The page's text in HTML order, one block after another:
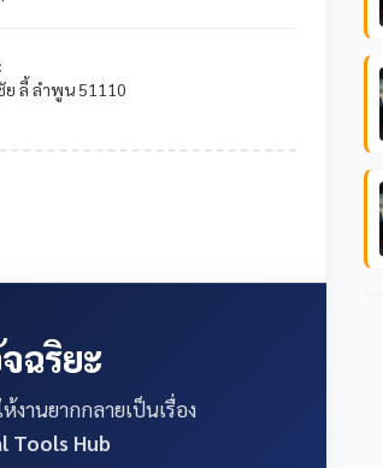
ลี้ ลำพูน 51110
ฉริยะ
านยากกลายเป็นเรื่อง
Tools Hub